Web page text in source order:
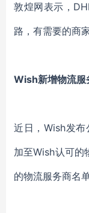
敦煌网表示，
路，有需要的商
Wish新增物流服
近日，Wish发
加至Wish认可的
的物流服务商名